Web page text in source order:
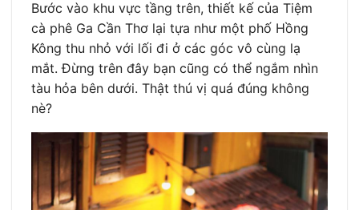
Bước vào khu vực tầng trên, thiết kế của Tiệm
cà phê Ga Cần Thơ lại tựa như một phố Hồng
Kông thu nhỏ với lối đi ở các góc vô cùng lạ
mắt. Đừng trên đây bạn cũng có thể ngắm nhìn
tàu hỏa bên dưới. Thật thú vị quá đúng không
nè?